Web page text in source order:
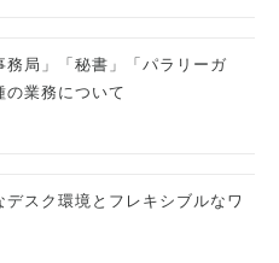
務局」「秘書」「パラリーガ
の業務について
デスク環境とフレキシブルなワ